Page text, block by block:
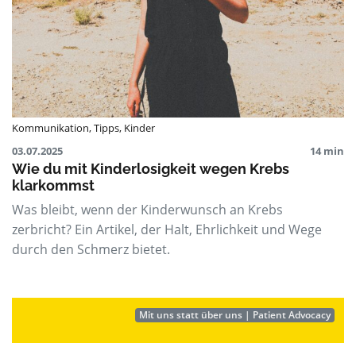
Kommunikation,Tipps, Kinder
03.07.2025
14 min
Wie du mit Kinderlosigkeit wegen Krebs
klarkommst
Was bleibt, wenn der Kinderwunsch an Krebs
zerbricht? Ein Artikel, der Halt, Ehrlichkeit und Wege
durch den Schmerz bietet.
Mit uns statt über uns | Patient Advocacy